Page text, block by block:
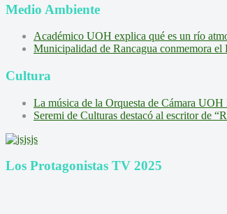
Medio Ambiente
Académico UOH explica qué es un río
Municipalidad de Rancagua conmemora
Cultura
La música de la Orquesta de Cámara
Seremi de Culturas destacó al escritor de
Los Protagonistas TV 2025